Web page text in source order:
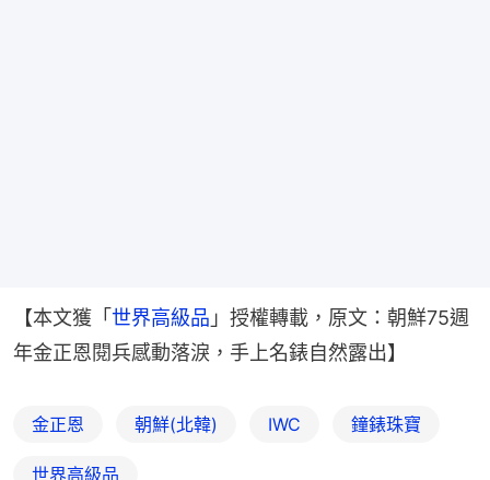
【本文獲「 世界高級品 」授權轉載，原文：朝鮮75週
年金正恩閱兵感動落淚，手上名錶自然露出】
金正恩 朝鮮(北韓) IWC 鐘錶珠寶
世界高級品